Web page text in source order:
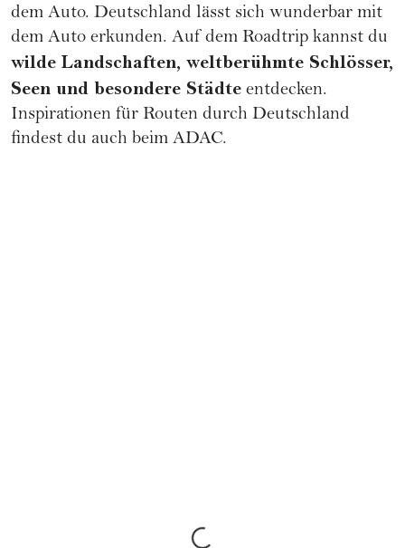
dem Auto. Deutschland lässt sich wunderbar mit
dem Auto erkunden. Auf dem Roadtrip kannst du
wilde Landschaften, weltberühmte Schlösser,
Seen und besondere Städte entdecken.
Inspirationen für Routen durch Deutschland
findest du auch beim ADAC.